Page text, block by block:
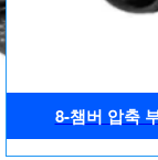
8-챔버 압축